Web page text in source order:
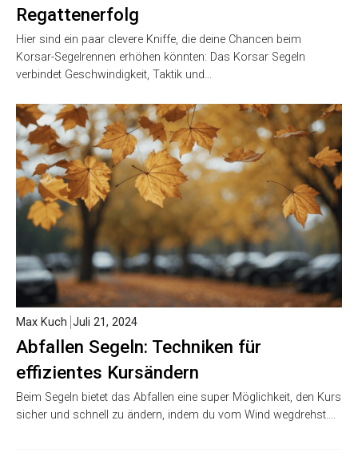
Regattenerfolg
Hier sind ein paar clevere Kniffe, die deine Chancen beim
Korsar-Segelrennen erhöhen könnten: Das Korsar Segeln
verbindet Geschwindigkeit, Taktik und…
Abfallen Segeln: Techniken für
effizientes Kursändern
Max Kuch Juli 21, 2024
Beim Segeln bietet das Abfallen eine super Möglichkeit, den Kurs
sicher und schnell zu ändern, indem du vom Wind wegdrehst….